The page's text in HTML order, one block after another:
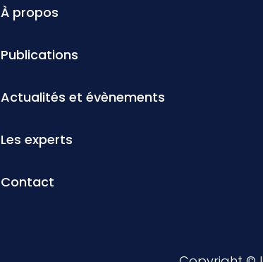
À propos
Publications
Actualités et évènements
Les experts
Contact